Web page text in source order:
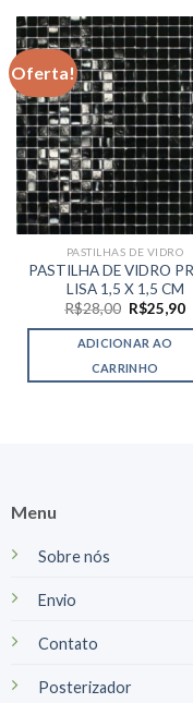
Oferta!
PASTILHAS DE VIDRO
PASTILHA DE VIDRO
LISA 1,5 X 1,5 CM
R$28,00 O
preço
original
era:
R$28,00.
R$25,90O
ADICIONAR AO
CARRINHO
Menu
Sobre nós
Envio
Contato
Posterizador